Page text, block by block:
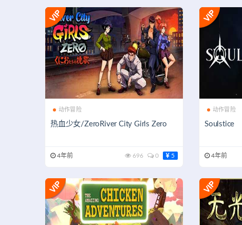
动作冒险
热血少女/ZeroRiver City Girls Zero
4年前 696 0 5
动作冒险
Soulstice
4年前